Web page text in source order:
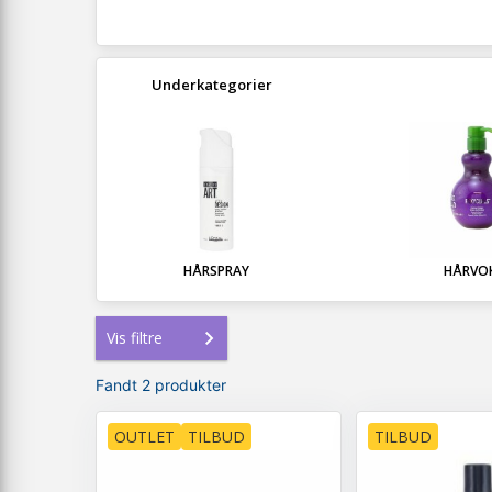
Underkategorier
HÅRSPRAY
Vis filtre
Fandt 2 produkter
OUTLET TILBUD TILBUD